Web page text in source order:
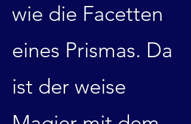
wie die Facetten
eines Prismas. Da
ist der weise